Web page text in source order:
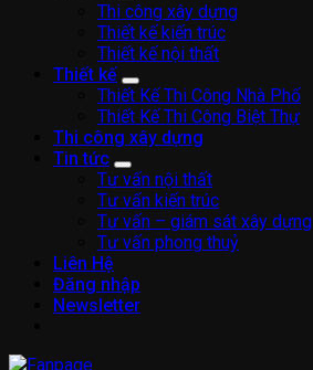
Thi công xây dựng
Thiết kế kiến trúc
Thiết kế nội thất
Thiết kế
Thiết Kế Thi Công Nhà Phố
Thiết Kế Thi Công Biệt Thự
Thi công xây dựng
Tin tức
Tư vấn nội thất
Tư vấn kiến trúc
Tư vấn – giám sát xây dựng
Tư vấn phong thuỷ
Liên Hệ
Đăng nhập
Newsletter